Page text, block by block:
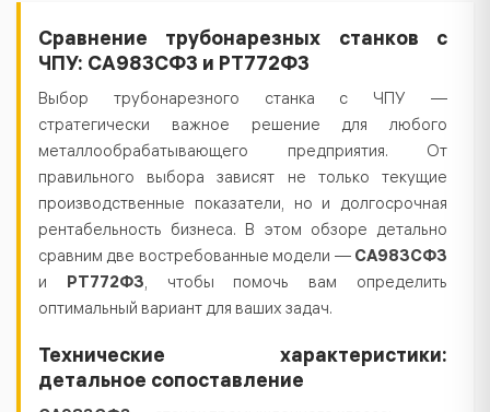
Текст
статьи
Сравнение трубонарезных станков с
ЧПУ: СА983СФ3 и РТ772Ф3
Выбор трубонарезного станка с ЧПУ —
стратегически важное решение для любого
металлообрабатывающего предприятия. От
правильного выбора зависят не только текущие
производственные показатели, но и долгосрочная
рентабельность бизнеса. В этом обзоре детально
сравним две востребованные модели — СА983СФ3
и РТ772Ф3, чтобы помочь вам определить
оптимальный вариант для ваших задач.
Технические характеристики:
детальное сопоставление